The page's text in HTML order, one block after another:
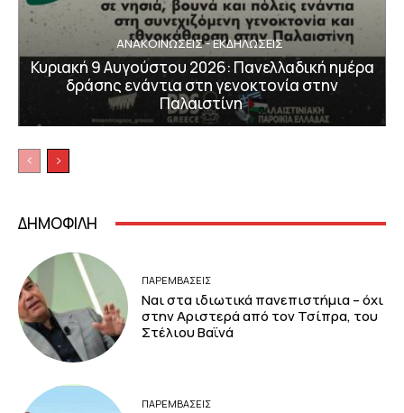
ΑΝΑΚΟΙΝΩΣΕΙΣ - ΕΚΔΗΛΩΣΕΙΣ
Κυριακή 9 Αυγούστου 2026: Πανελλαδική ημέρα
δράσης ενάντια στη γενοκτονία στην
Παλαιστίνη
ΔΗΜΟΦΙΛΗ
ΠΑΡΕΜΒΑΣΕΙΣ
Ναι στα ιδιωτικά πανεπιστήμια – όχι
στην Αριστερά από τον Τσίπρα, του
Στέλιου Βαϊνά
ΠΑΡΕΜΒΑΣΕΙΣ